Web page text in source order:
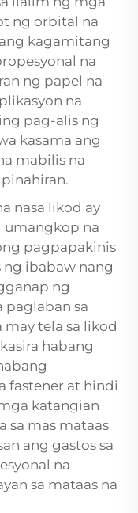
ng orbital na
kagamitang
na
ng papel na
na
pag-alis ng
kasama ang
mabilis na
nasa likod ay
umangkop na
pagpapakinis
ibabaw nang
ng
paglaban sa
tela sa likod
habang
fastener at hindi
katangian
sa mas mataas
ang gastos sa
na
sa mataas na